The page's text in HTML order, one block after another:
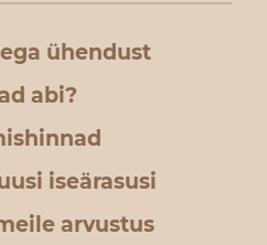
ühendust
abi?
iseärasusi
arvustus